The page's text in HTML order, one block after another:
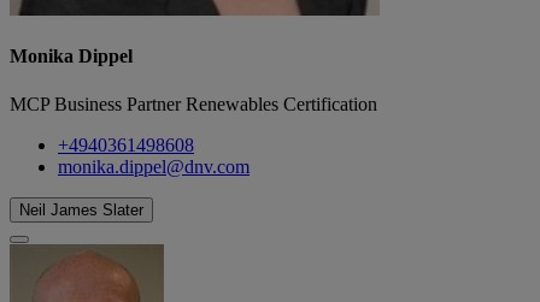
Monika Dippel
MCP Business Partner Renewables Certification
+4940361498608
monika.dippel@dnv.com
Neil James Slater